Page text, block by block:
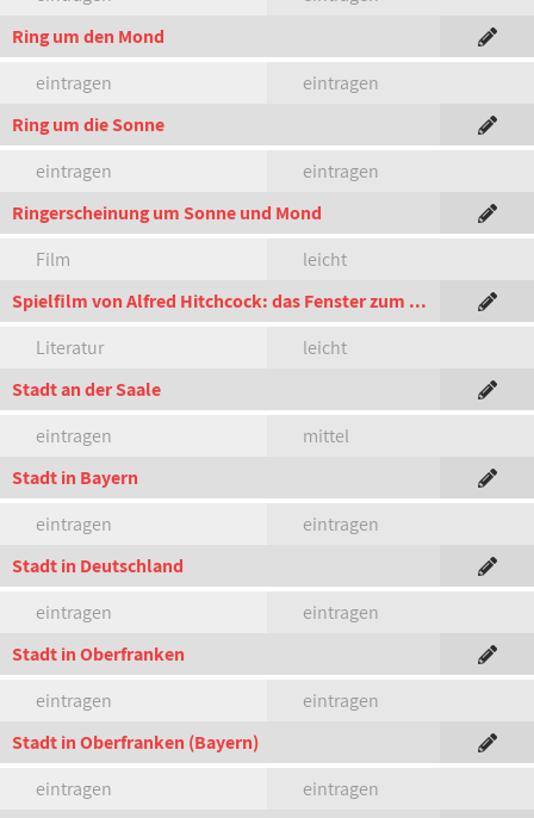
Ring um den Mond
eintragen
eintragen
Ring um die Sonne
eintragen
eintragen
Ringerscheinung um Sonne und Mond
Film
leicht
Spielfilm von Alfred Hitchcock: das Fenster zum ...
Literatur
leicht
Stadt an der Saale
eintragen
mittel
Stadt in Bayern
eintragen
eintragen
Stadt in Deutschland
eintragen
eintragen
Stadt in Oberfranken
eintragen
eintragen
Stadt in Oberfranken (Bayern)
eintragen
eintragen